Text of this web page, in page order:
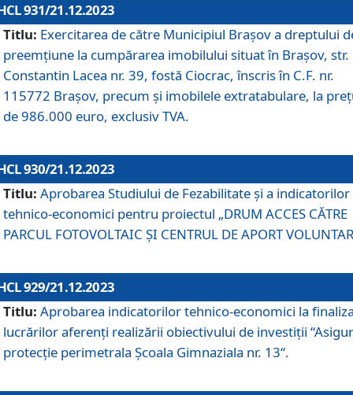
931/21.12.2023
Titlu: Exercitarea de către Municipiul Brașov a dreptului
preemțiune la cumpărarea imobilului situat în Brașov, str.
Constantin Lacea nr. 39, fostă Ciocrac, înscris în C.F. nr.
115772 Brașov, precum și imobilele extratabulare, la
de 986.000 euro, exclusiv TVA.
930/21.12.2023
Titlu: Aprobarea Studiului de Fezabilitate și a indicatorilor
tehnico-economici pentru proiectul „DRUM ACCES CĂTRE
PARCUL FOTOVOLTAIC ȘI CENTRUL DE APORT
929/21.12.2023
Titlu: Aprobarea indicatorilor tehnico-economici la
lucrărilor aferenți realizării obiectivului de investiții
protecție perimetrala Școala Gimnaziala nr. 13“.